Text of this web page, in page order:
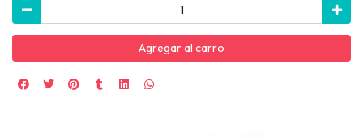
Agregar al carro